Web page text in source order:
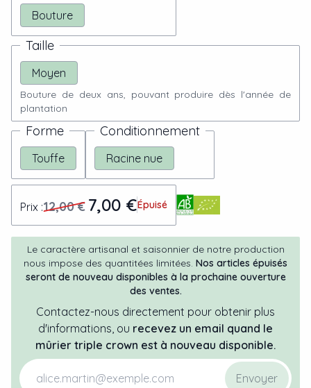
Bouture
Taille
Moyen
Bouture de deux ans, pouvant produire dès l'année de
plantation
Forme
Touffe
Conditionnement
Racine nue
Prix :12,00 € 7,00 €Épuisé
Le caractère artisanal et saisonnier de notre production
nous impose des quantitées limitées. Nos articles épuisés
seront de nouveau disponibles à la prochaine ouverture
des ventes.
Contactez-nous directement pour obtenir plus
d'informations, ou recevez un email quand le
mûrier triple crown est à nouveau disponible.
Envoyer